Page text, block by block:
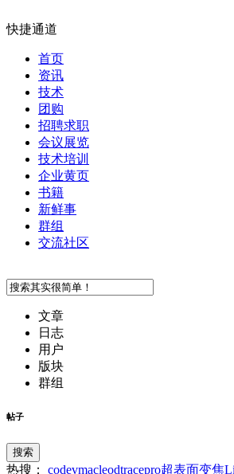
快捷通道
首页
资讯
技术
团购
招聘求职
会议展览
技术培训
企业黄页
书籍
新鲜事
群组
交流社区
文章
日志
用户
版块
群组
帖子
搜索
热搜： codevmacleodtracepro超表面变焦